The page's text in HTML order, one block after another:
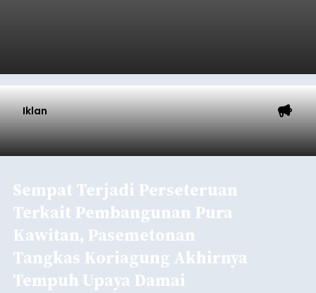
Iklan
Sempat Terjadi Perseteruan
Terkait Pembangunan Pura
Kawitan, Pasemetonan
Tangkas Koriagung Akhirnya
Tempuh Upaya Damai